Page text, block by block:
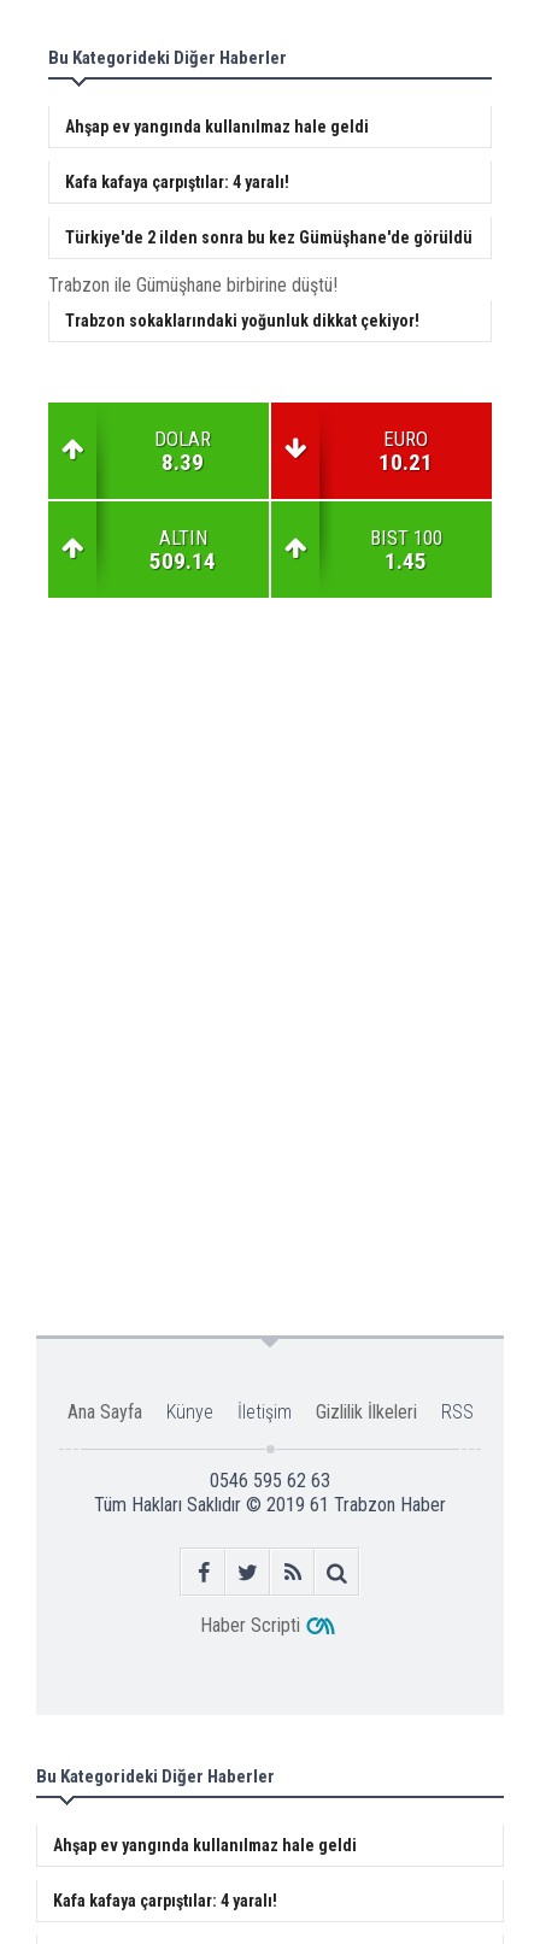
Bu Kategorideki Diğer Haberler
Ahşap ev yangında kullanılmaz hale geldi
Kafa kafaya çarpıştılar: 4 yaralı!
Türkiye'de 2 ilden sonra bu kez Gümüşhane'de görüldü
Trabzon ile Gümüşhane birbirine düştü!
Trabzon sokaklarındaki yoğunluk dikkat çekiyor!
DOLAR
8.39
EURO
10.21
ALTIN
509.14
BIST 100
1.45
Ana Sayfa Künye İletişim Gizlilik İlkeleri RSS
0546 595 62 63
Tüm Hakları Saklıdır © 2019 61 Trabzon Haber
Haber Scripti
Bu Kategorideki Diğer Haberler
Ahşap ev yangında kullanılmaz hale geldi
Kafa kafaya çarpıştılar: 4 yaralı!